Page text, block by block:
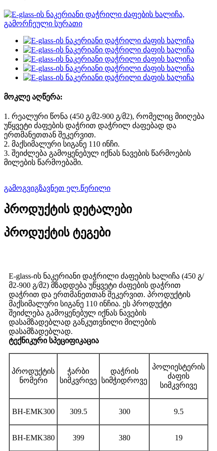
მოკლე აღწერა:
1. რეალური წონა (450 გ/მ2-900 გ/მ2), რომელიც მიიღება
უწყვეტი ძაფების დაჭრით დაჭრილ ძაფებად და
ერთმანეთთან შეკერვით.
2. მაქსიმალური სიგანე 110 ინჩი.
3. შეიძლება გამოყენებულ იქნას ნავების წარმოების
მილების წარმოებაში.
გამოგვიგზავნეთ ელ.წერილი
პროდუქტის დეტალები
პროდუქტის ტეგები
E-glass-ის ნაკერიანი დაჭრილი ძაფების ხალიჩა (450 გ/
მ2-900 გ/მ2) მზადდება უწყვეტი ძაფების დაჭრით
დაჭრით და ერთმანეთთან შეკერვით. პროდუქტის
მაქსიმალური სიგანე 110 ინჩია. ეს პროდუქტი
შეიძლება გამოყენებულ იქნას ნავების
დასამზადებლად განკუთვნილი მილების
დასამზადებლად.
ტექნიკური სპეციფიკაცია
პროდუქტის
ნომერი
ჭარბი
სიმკვრივე
დაჭრის
სიმჭიდროვე
პოლიესტერის
ძაფის
სიმკვრივე
BH-EMK300 309.5 300 9.5
BH-EMK380 399 380 19